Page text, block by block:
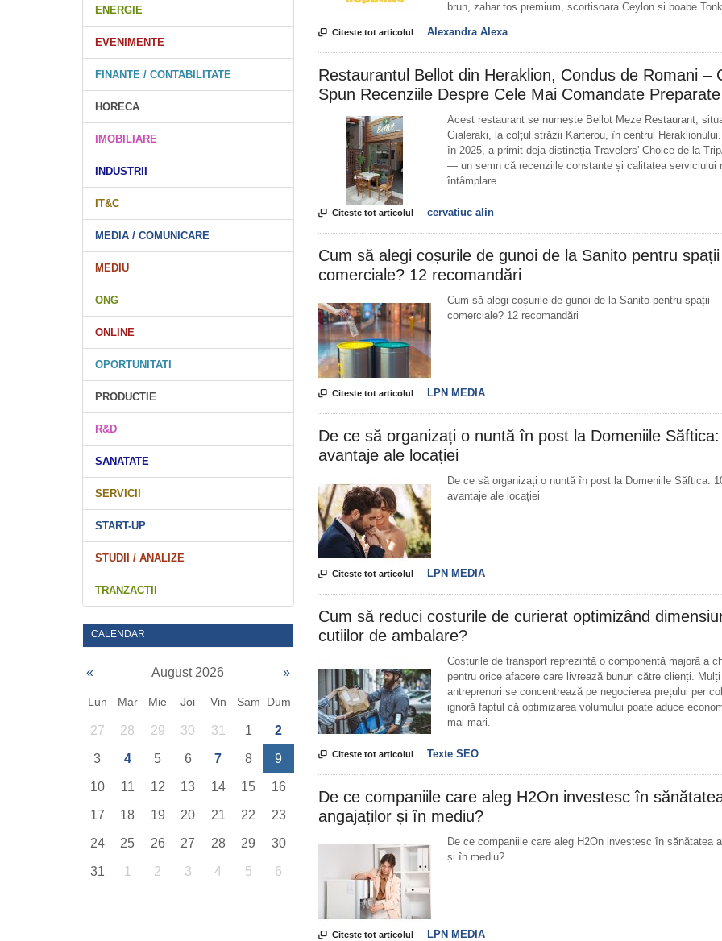
ENERGIE
EVENIMENTE
FINANTE / CONTABILITATE
HORECA
IMOBILIARE
INDUSTRII
IT&C
MEDIA / COMUNICARE
MEDIU
ONG
ONLINE
OPORTUNITATI
PRODUCTIE
R&D
SANATATE
SERVICII
START-UP
STUDII / ANALIZE
TRANZACTII
CALENDAR
« August 2026 »
Lun Mar Mie Joi Vin Sam Dum
27 28 29 30 31 1 2
3 4 5 6 7 8 9
10 11 12 13 14 15 16
17 18 19 20 21 22 23
24 25 26 27 28 29 30
31 1 2 3 4 5 6
brun, zahar tos premium, scortisoara Ceylon si boabe
 Citeste tot articolul Alexandra Alexa
Restaurantul Bellot din Heraklion, Condus de Romani –
Spun Recenziile Despre Cele Mai Comandate Preparate
Acest restaurant se numește Bellot Meze Restaurant,
Gialeraki, la colțul străzii Karterou, în centrul
în 2025, a primit deja distincția Travelers' Choice de la
— un semn că recenziile constante și calitatea serviciului
întâmplare.
 Citeste tot articolul cervatiuc alin
Cum să alegi coșurile de gunoi de la Sanito pentru spații
comerciale? 12 recomandări
Cum să alegi coșurile de gunoi de la Sanito pentru spații
comerciale? 12 recomandări
 Citeste tot articolul LPN MEDIA
De ce să organizați o nuntă în post la Domeniile
avantaje ale locației
De ce să organizați o nuntă în post la Domeniile Săftica:
avantaje ale locației
 Citeste tot articolul LPN MEDIA
Cum să reduci costurile de curierat optimizând
cutiilor de ambalare?
Costurile de transport reprezintă o componentă majoră a
pentru orice afacere care livrează bunuri către clienți. Mulți
antreprenori se concentrează pe negocierea prețului per
ignoră faptul că optimizarea volumului poate aduce
mai mari.
 Citeste tot articolul Texte SEO
De ce companiile care aleg H2On investesc în
angajaților și în mediu?
De ce companiile care aleg H2On investesc în sănătatea
și în mediu?
 Citeste tot articolul LPN MEDIA